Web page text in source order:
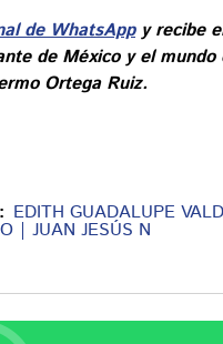
de WhatsAppy recibe
de México y el
Ortega Ruiz.
EDITH GUADALUPE
JUAN JESÚS N